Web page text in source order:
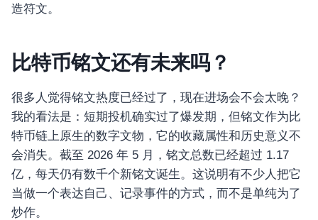
造符文。
比特币铭文还有未来吗？
很多人觉得铭文热度已经过了，现在进场会不会太晚？
我的看法是：短期投机确实过了爆发期，但铭文作为比
特币链上原生的数字文物，它的收藏属性和历史意义不
会消失。截至 2026 年 5 月，铭文总数已经超过 1.17
亿，每天仍有数千个新铭文诞生。这说明有不少人把它
当做一个表达自己、记录事件的方式，而不是单纯为了
炒作。